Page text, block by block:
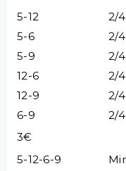
5-12
2/4
5-6
2/4
5-9
2/4
12-6
2/4
12-9
2/4
6-9
2/4
3€
5-12-6-9